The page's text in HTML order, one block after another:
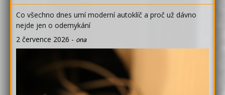
Co všechno dnes umí moderní autoklíč a proč už dávno
nejde jen o odemykání
2 července 2026 - ona